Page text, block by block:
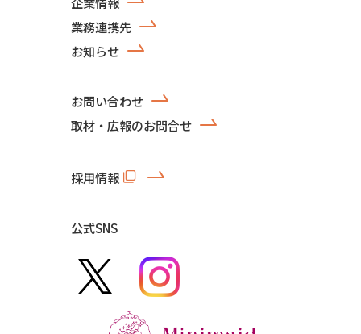
業務連携先
お知らせ
お問い合わせ
取材・広報のお問合せ
採用情報
公式SNS